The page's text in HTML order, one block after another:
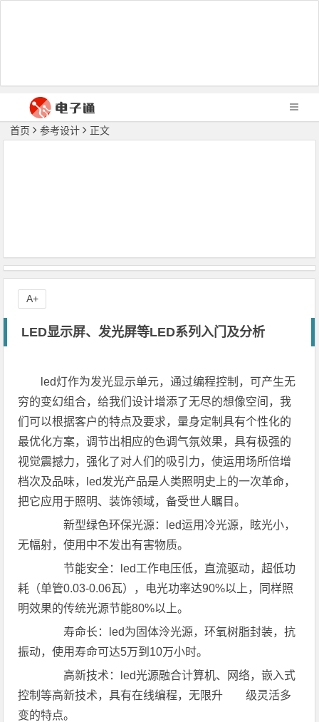
首页 参考设计 正文
LED显示屏、发光屏等LED系列入门及分析
led灯作为发光显示单元，通过编程控制，可产生无
穷的变幻组合，给我们设计增添了无尽的想像空间，我
们可以根据客户的特点及要求，量身定制具有个性化的
最优化方案，调节出相应的色调气氛效果，具有极强的
视觉震撼力，强化了对人们的吸引力，使运用场所倍增
档次及品味，led发光产品是人类照明史上的一次革命，
把它应用于照明、装饰领域，备受世人瞩目。
新型绿色环保光源：led运用冷光源，眩光小，
无幅射，使用中不发出有害物质。
节能安全：led工作电压低，直流驱动，超低功
耗（单管0.03-0.06瓦），电光功率达90%以上，同样照
明效果的传统光源节能80%以上。
寿命长：led为固体泠光源，环氧树脂封装，抗
振动，使用寿命可达5万到10万小时。
高新技术：led光源融合计算机、网络，嵌入式
控制等高新技术，具有在线编程，无限升 级灵活多
变的特点。
A+